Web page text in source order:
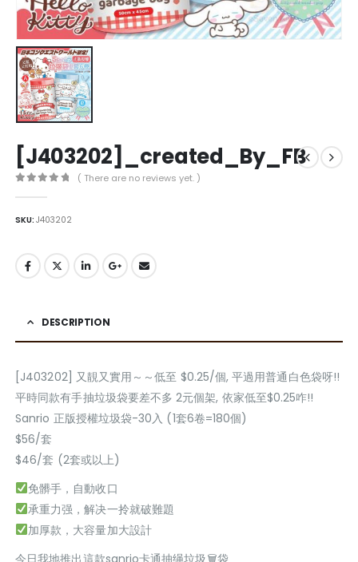
[J403202]_created_By_FB
( There are no reviews yet. )
SKU:J403202
DESCRIPTION
[J403202] 又靚又實用～～低至 $0.25/個, 平過用普通白色袋呀!!
平時同款有手抽垃圾袋要差不多 2元個架, 依家低至$0.25咋!!
Sanrio 正版授權垃圾袋-30入 (1套6卷=180個)
$56/套
$46/套 (2套或以上)
免髒手，自動收口
承重力强，解决一拎就破難題
加厚款，大容量加大設計
今日我地推出這款sanrio卡通抽绳垃圾🗑袋